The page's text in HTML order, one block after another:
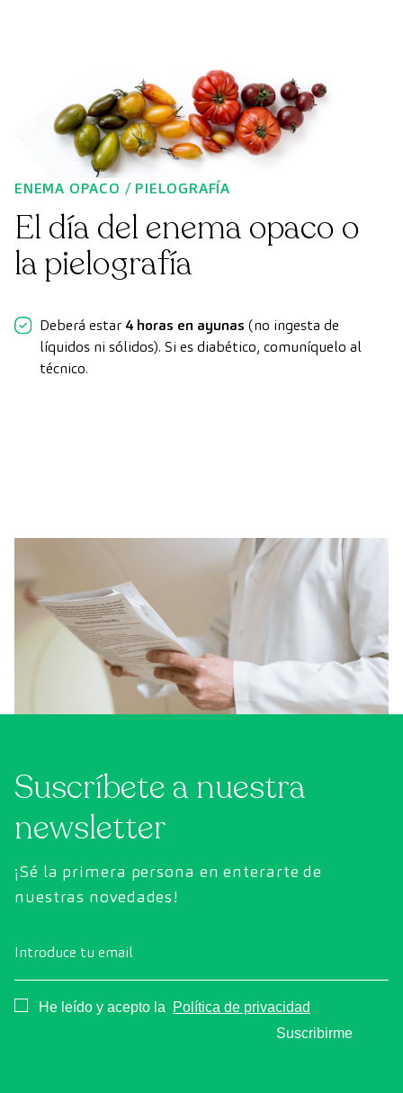
ENEMA OPACO / PIELOGRAFÍA
El día del enema opaco o
la pielografía
Deberá estar 4 horas en ayunas (no ingesta de
líquidos ni sólidos). Si es diabético, comuníquelo al
técnico.
Suscríbete a nuestra
newsletter
¡Sé la primera persona en enterarte de
nuestras novedades!
Introduce tu email
Consentimiento
He leído y acepto la
Política de privacidad
Suscribirme